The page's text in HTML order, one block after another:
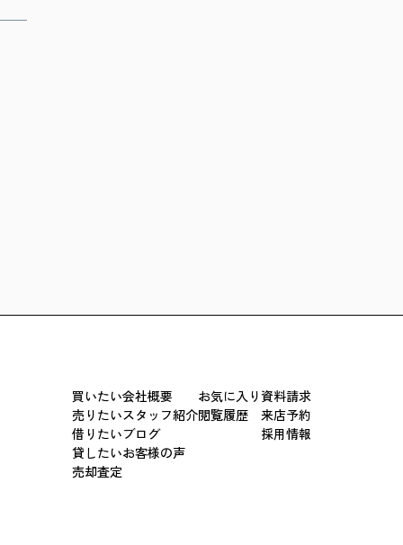
買いたい
売りたい
借りたい
貸したい
売却査定
会社概要
スタッフ紹介
ブログ
お客様の声
お気に入り
閲覧履歴
資料請求
来店予約
採用情報